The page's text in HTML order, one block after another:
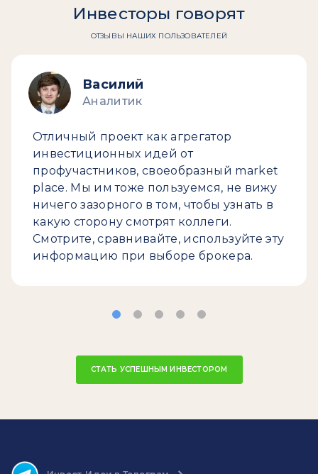
Инвесторы говорят
ОТЗЫВЫ НАШИХ ПОЛЬЗОВАТЕЛЕЙ
Василий
Аналитик
Отличный проект как агрегатор
инвестиционных идей от
профучастников, своеобразный market
place. Мы им тоже пользуемся, не вижу
ничего зазорного в том, чтобы узнать в
какую сторону смотрят коллеги.
Смотрите, сравнивайте, используйте эту
информацию при выборе брокера.
СТАТЬ УСПЕШНЫМ ИНВЕСТОРОМ